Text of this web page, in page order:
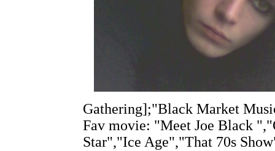
Gathering];"Black Market
Fav movie: "Meet Joe Black
Star","Ice Age","That 70s